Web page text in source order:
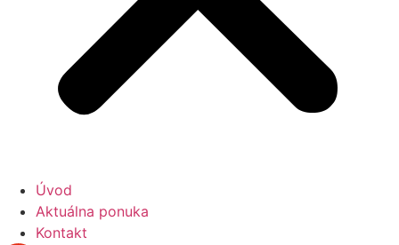
Úvod
Aktuálna ponuka
Kontakt